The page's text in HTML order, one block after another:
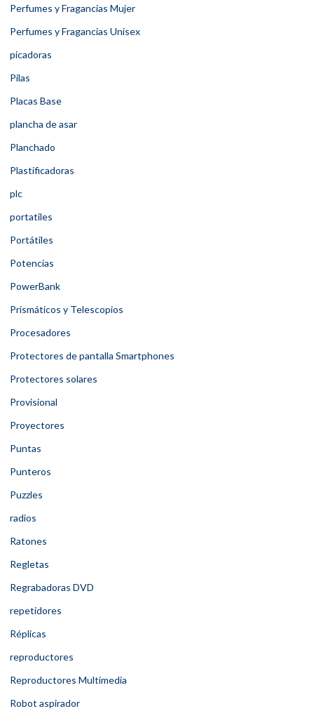
Perfumes y Fragancias Mujer
Perfumes y Fragancias Unisex
picadoras
Pilas
Placas Base
plancha de asar
Planchado
Plastificadoras
plc
portatiles
Portátiles
Potencias
PowerBank
Prismáticos y Telescopios
Procesadores
Protectores de pantalla Smartphones
Protectores solares
Provisional
Proyectores
Puntas
Punteros
Puzzles
radios
Ratones
Regletas
Regrabadoras DVD
repetidores
Réplicas
reproductores
Reproductores Multimedia
Robot aspirador